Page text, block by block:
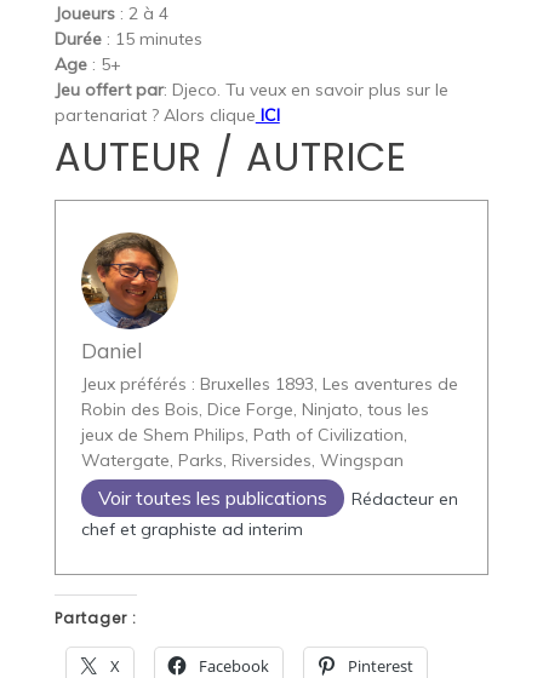
Joueurs: 2 à 4
Durée : 15 minutes
Age: 5+
Jeu offert par: Djeco. Tu veux en savoir plus sur le
partenariat ? Alors clique ICI
AUTEUR / AUTRICE
Daniel
Jeux préférés : Bruxelles 1893, Les aventures de
Robin des Bois, Dice Forge, Ninjato, tous les
jeux de Shem Philips, Path of Civilization,
Watergate, Parks, Riversides, Wingspan
Voir toutes les publications
Rédacteur en
chef et graphiste ad interim
Partager :
X Facebook Pinterest